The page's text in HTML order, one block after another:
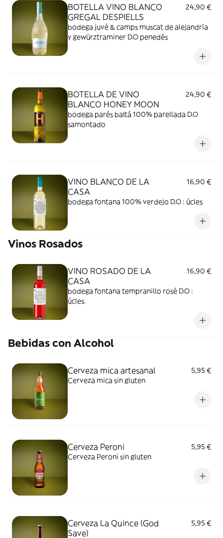
BOTELLA VINO BLANCO
GREGAL DESPIELLS
24,90 €
bodega juvé & camps muscat de alejandría
y gewürztraminer D.O penedés
BOTELLA DE VINO
BLANCO HONEY MOON
24,90 €
bodega parés baltá 100% parellada D.O
samontado
VINO BLANCO DE LA
CASA
16,90 €
bodega fontana 100% verdejo D.O : úcles
Vinos Rosados
VINO ROSADO DE LA
CASA
16,90 €
bodega fontana tempranillo rosé D.O :
úcles.
Bebidas con Alcohol
Cerveza mica artesanal
5,95 €
Cerveza mica sin gluten
Cerveza Peroni
5,95 €
Cerveza Peroni sin gluten
Cerveza La Quince (God
Save)
5,95 €